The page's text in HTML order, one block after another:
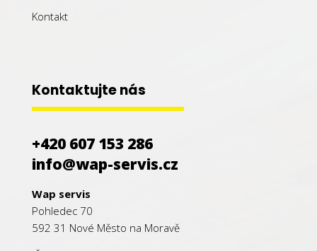
Kontakt
Kontaktujte nás
+420 607 153 286
info@wap-servis.cz
Wap servis
Pohledec 70
592 31 Nové Město na Moravě